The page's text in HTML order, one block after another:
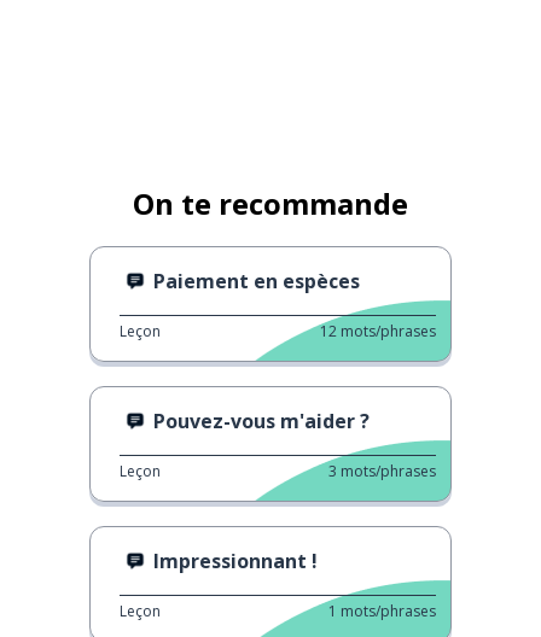
On te recommande
Paiement en espèces
Leçon 12 mots/phrases
Pouvez-vous m'aider ?
Leçon 3 mots/phrases
Impressionnant !
Leçon 1 mots/phrases